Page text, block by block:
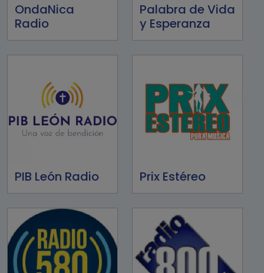
OndaNica
Radio
Palabra de Vida
y Esperanza
PIB León Radio Prix Estéreo